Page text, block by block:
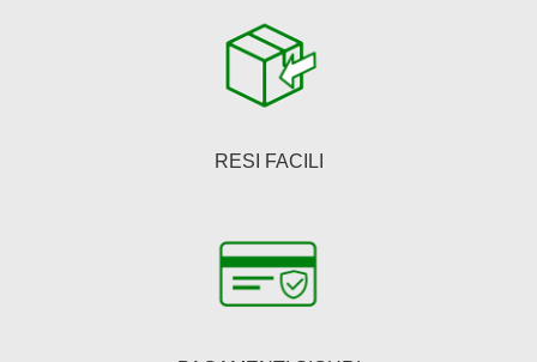
RESI FACILI